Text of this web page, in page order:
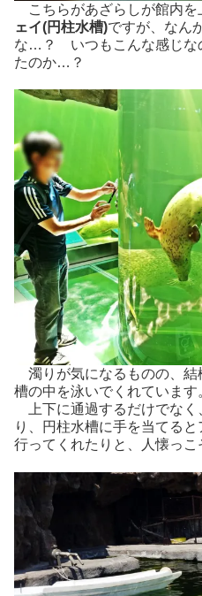
こちらがあざらしが館内を
ェイ(円柱水槽)ですが、なん
な…？ いつもこんな感じな
たのか…？
濁りが気になるものの、結
槽の中を泳いでくれています
上下に通過するだけでなく
り、円柱水槽に手を当てる
行ってくれたりと、人懐っこ